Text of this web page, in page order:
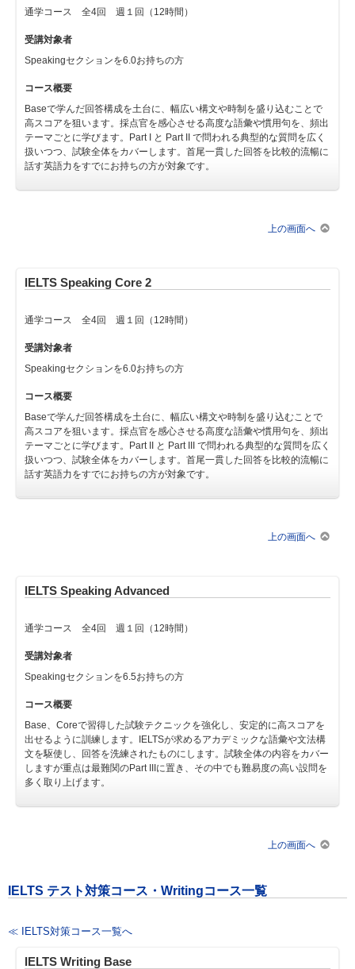
通学コース 全4回 週１回（12時間）
受講対象者
Speakingセクションを6.0お持ちの方
コース概要
Baseで学んだ回答構成を土台に、幅広い構文や時制を盛り込むことで
高スコアを狙います。採点官を感心させる高度な語彙や慣用句を、頻出
テーマごとに学びます。Part I と Part II で問われる典型的な質問を広く
扱いつつ、試験全体をカバーします。首尾一貫した回答を比較的流暢に
話す英語力をすでにお持ちの方が対象です。
上の画面へ
IELTS Speaking Core 2
通学コース 全4回 週１回（12時間）
受講対象者
Speakingセクションを6.0お持ちの方
コース概要
Baseで学んだ回答構成を土台に、幅広い構文や時制を盛り込むことで
高スコアを狙います。採点官を感心させる高度な語彙や慣用句を、頻出
テーマごとに学びます。Part II と Part III で問われる典型的な質問を広く
扱いつつ、試験全体をカバーします。首尾一貫した回答を比較的流暢に
話す英語力をすでにお持ちの方が対象です。
上の画面へ
IELTS Speaking Advanced
通学コース 全4回 週１回（12時間）
受講対象者
Speakingセクションを6.5お持ちの方
コース概要
Base、Coreで習得した試験テクニックを強化し、安定的に高スコアを
出せるように訓練します。IELTSが求めるアカデミックな語彙や文法構
文を駆使し、回答を洗練されたものにします。試験全体の内容をカバー
しますが重点は最難関のPart IIIに置き、その中でも難易度の高い設問を
多く取り上げます。
上の画面へ
IELTS テスト対策コース・Writingコース一覧
≪ IELTS対策コース一覧へ
IELTS Writing Base